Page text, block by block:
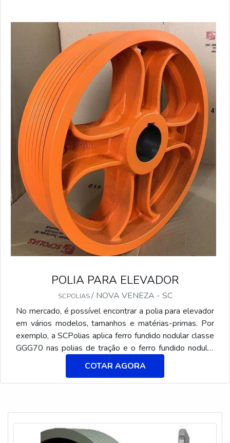
Tracionar cabos transmitindo movimento da máquina
para os componentes; Garantir resistência ao de
POLIA PARA ELEVADOR
SCPOLIAS/ NOVA VENEZA - SC
No mercado, é possível encontrar a polia para elevador
em vários modelos, tamanhos e matérias-primas. Por
exemplo, a SCPolias aplica ferro fundido nodular classe
GGG70 nas polias de tração e o ferro fundido nodular
classe GGG40 nas de desvio. No geral, ambos os
resista longos anos de trabalho sem apresentar
contexto, é importante citar que diversos cuidados
devem ser tomados para a escolha das
COTAR AGORA